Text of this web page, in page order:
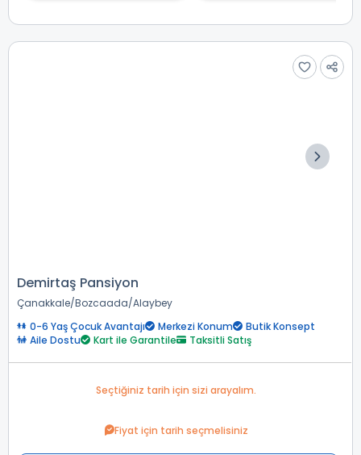
Demirtaş Pansiyon
Çanakkale Bozcaada Alaybey
0-6 Yaş Çocuk Avantajı
Merkezi Konum
Butik Konsept
Aile Dostu
Kart ile Garantile Taksitli Satış
Seçtiğiniz tarih için sizi arayalım.
Fiyat için tarih seçmelisiniz